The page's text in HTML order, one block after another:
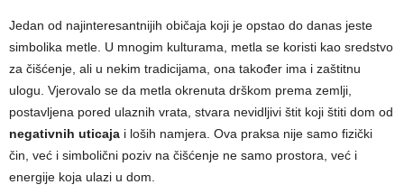
Jedan od najinteresantnijih običaja koji je opstao do danas jeste
simbolika metle. U mnogim kulturama, metla se koristi kao sredstvo
za čišćenje, ali u nekim tradicijama, ona također ima i zaštitnu
ulogu. Vjerovalo se da metla okrenuta drškom prema zemlji,
postavljena pored ulaznih vrata, stvara nevidljivi štit koji štiti dom od
negativnih uticaja i loših namjera. Ova praksa nije samo fizički
čin, već i simbolični poziv na čišćenje ne samo prostora, već i
energije koja ulazi u dom.